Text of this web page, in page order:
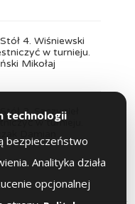
4. Wiśniewski
w turnieju.
Mikołaj
2. Szczygieł
w turnieju.
technologii
bezpieczeństwo
Analityka działa
opcjonalnej